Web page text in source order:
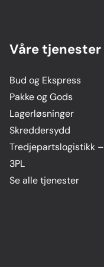
Våre tjenester
Bud og Ekspress
Pakke og Gods
Lagerløsninger
Skreddersydd
Tredjepartslogistikk –
3PL
Se alle tjenester